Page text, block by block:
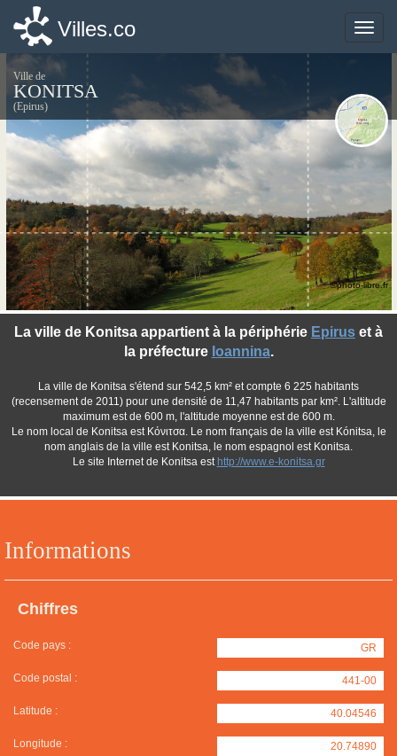
Toggle
Villes.co
Ville de
KONITSA
(Epirus)
Informations
Chiffres
Code pays : GR
Code postal : 441-00
Latitude : 40.04546
Longitude : 20.74890
La ville de Konitsa appartient à la périphérie Epirus et à
la préfecture Ioannina.
La ville de Konitsa s'étend sur 542,5 km² et compte 6 225 habitants
(recensement de 2011) pour une densité de 11,47 habitants par km². L'altitude
maximum est de 600 m, l'altitude moyenne est de 600 m.
Le nom local de Konitsa est Κόνιτσα. Le nom français de la ville est Kónitsa, le
nom anglais de la ville est Konitsa, le nom espagnol est Konitsa.
Le site Internet de Konitsa est http://www.e-konitsa.gr
©photo-libre.fr
Toggle
Villes.co